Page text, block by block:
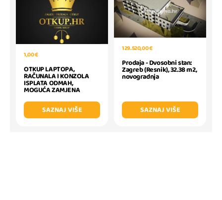
1,00 €
OTKUP LAPTOPA,
RAČUNALA I KONZOLA
ISPLATA ODMAH,
MOGUĆA ZAMJENA
SAZNAJ VIŠE
129.520,00 €
Prodaja - Dvosobni stan:
Zagreb (Resnik), 32.38 m2,
novogradnja
SAZNAJ VIŠE